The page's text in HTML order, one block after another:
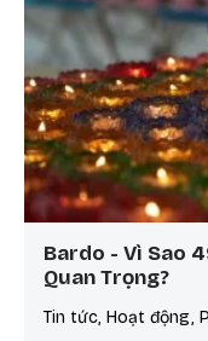
Bardo - Vì Sao
Quan Trọng?
Tin tức, Hoạt động,